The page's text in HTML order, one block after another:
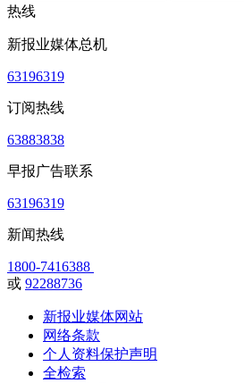
热线
新报业媒体总机
63196319
订阅热线
63883838
早报广告联系
63196319
新闻热线
1800-7416388
或 92288736
新报业媒体网站
网络条款
个人资料保护声明
全检索